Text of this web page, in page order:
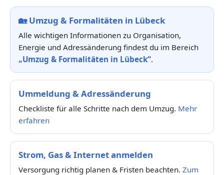
🏡Umzug & Formalitäten in Lübeck
Alle wichtigen Informationen zu Organisation,
Energie und Adressänderung findest du im Bereich
„Umzug & Formalitäten in Lübeck“.
Ummeldung & Adressänderung
Checkliste für alle Schritte nach dem Umzug. Mehr
erfahren
Strom, Gas & Internet anmelden
Versorgung richtig planen & Fristen beachten. Zum